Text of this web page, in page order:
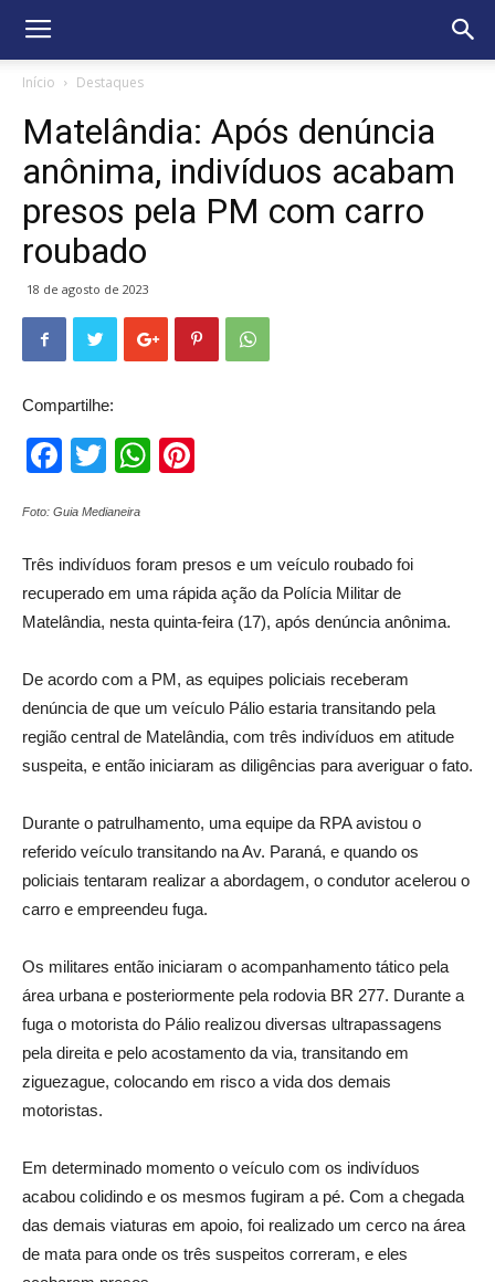
Início Destaques
Matelândia: Após denúncia
anônima, indivíduos acabam
presos pela PM com carro
roubado
18 de agosto de 2023
Compartilhe:
Facebook
TwitterWhatsApp
Foto: Guia Medianeira
Três indivíduos foram presos e um veículo roubado foi
recuperado em uma rápida ação da Polícia Militar de
Matelândia, nesta quinta-feira (17), após denúncia anônima.
De acordo com a PM, as equipes policiais receberam
denúncia de que um veículo Pálio estaria transitando pela
região central de Matelândia, com três indivíduos em atitude
suspeita, e então iniciaram as diligências para averiguar o fato.
Durante o patrulhamento, uma equipe da RPA avistou o
referido veículo transitando na Av. Paraná, e quando os
policiais tentaram realizar a abordagem, o condutor acelerou o
carro e empreendeu fuga.
Os militares então iniciaram o acompanhamento tático pela
área urbana e posteriormente pela rodovia BR 277. Durante a
fuga o motorista do Pálio realizou diversas ultrapassagens
pela direita e pelo acostamento da via, transitando em
ziguezague, colocando em risco a vida dos demais
motoristas.
Em determinado momento o veículo com os indivíduos
acabou colidindo e os mesmos fugiram a pé. Com a chegada
das demais viaturas em apoio, foi realizado um cerco na área
de mata para onde os três suspeitos correram, e eles